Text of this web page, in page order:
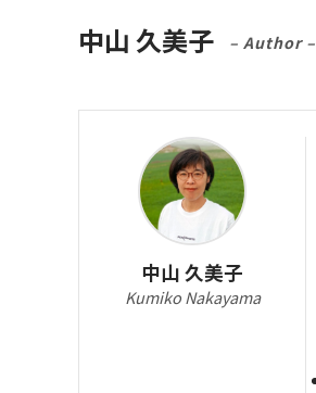
中山 久美子 – Author –
中山 久美子
Kumiko Nakayama